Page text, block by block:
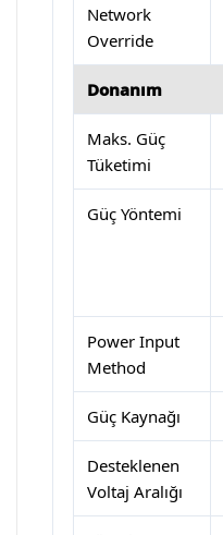
Network
Override
Donanım
Maks. Güç
Tüketimi
Güç Yöntemi
Power Input
Method
Güç Kaynağı
Desteklenen
Voltaj Aralığı